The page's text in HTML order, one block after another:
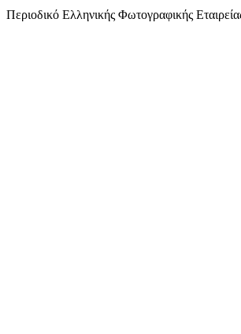
Περιοδικό Ελληνικής Φωτογραφικής